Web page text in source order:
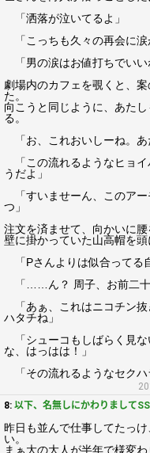
「洒落が泣いてるよ」
「こっちも久々の再会に涙
「男の涙はお値打ちでいい
劇場内のカフェを覗くと、
た。
向こうと同じように、あた
る。
「お、これおいしーね。あ
「この流れるようなヒョイ
うだよ」
「すいませーん、このアー
つ」
注文を済ませて、向かいに腰
壁に掛かっていた山高帽を頭
「Pさんよりは似合ってる
「……ん？ 周子、お前二十
「あぁ、これはニコチン抜
ハタチね」
「シューコもしばらく見
な、はっはは！」
「その流れるようなセクハ
8: 以下、名無しにかわりまして
昨日も並んで仕事してたっ
い。
まぁ大の大人が半年で様変わ